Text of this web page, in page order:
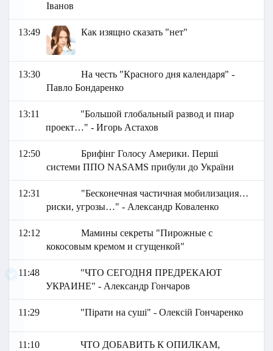
Іванов
13:49 Как изящно сказать "нет"
13:30
На честь "Красного дня календаря" -
Павло Бондаренко
13:11
"Большой глобальный развод и пиар
проект…" - Игорь Астахов
12:50
Брифінг Голосу Америки. Перші
системи ППО NASAMS прибули до України
12:31
"Бесконечная частичная мобилизация…
риски, угрозы…" - Александр Коваленко
12:12
Мамины секреты "Пирожные с
кокосовым кремом и сгущенкой"
11:48
"ЧТО СЕГОДНЯ ПРЕДРЕКАЮТ
УКРАИНЕ" - Александр Гончаров
11:29 "Пірати на суші" - Олексій Гончаренко
11:10
ЧТО ДОБАВИТЬ К ОПИЛКАМ,